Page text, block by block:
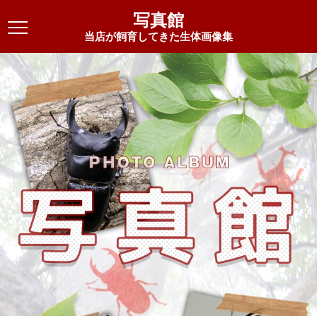
写真館
当店が飼育してきた生体画像集